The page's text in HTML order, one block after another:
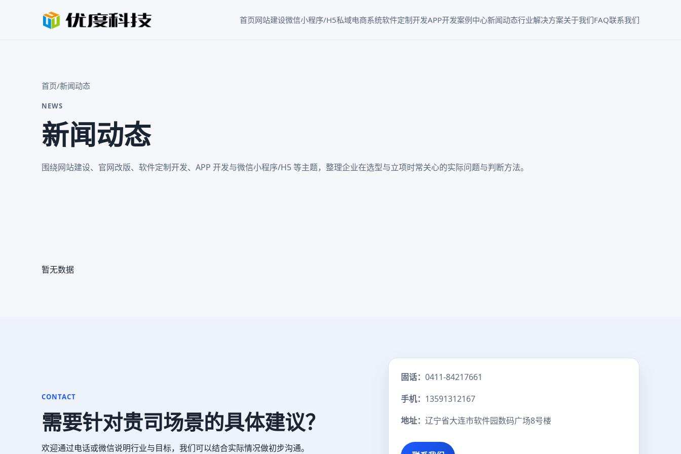
首页网站建设微信小程序/H5私域电商系统软件定制开发APP开发案例中心新闻动态行业解决方案关于我们FAQ联系我们
首页/新闻动态
NEWS
新闻动态
围绕网站建设、官网改版、软件定制开发、APP 开发与微信小程序/H5 等主题，整理企业在选型与立项时常关心的实际问题与判断方法。
暂无数据
CONTACT
需要针对贵司场景的具体建议？
欢迎通过电话或微信说明行业与目标，我们可以结合实际情况做初步沟通。
固话：0411-84217661
手机： 13591312167
地址：辽宁省大连市软件园数码广场8号楼